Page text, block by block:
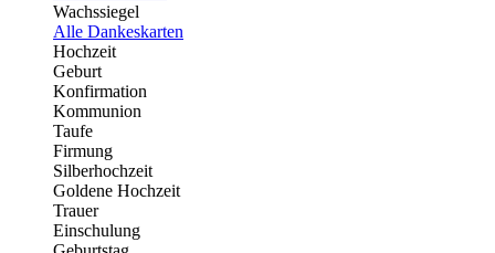
Wachssiegel
Alle Dankeskarten
Hochzeit
Geburt
Konfirmation
Kommunion
Taufe
Firmung
Silberhochzeit
Goldene Hochzeit
Trauer
Einschulung